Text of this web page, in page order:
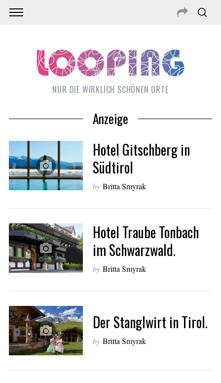
NUR DIE WIRKLICH SCHÖNEN ORTE
Anzeige
Hotel Gitschberg in
Südtirol
by Britta Smyrak
Hotel Traube Tonbach
im Schwarzwald.
by Britta Smyrak
Der Stanglwirt in Tirol.
by Britta Smyrak